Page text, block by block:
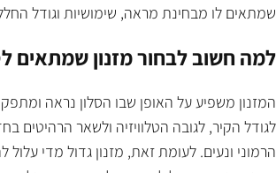
שמתאים לו מבחינת מראה, שימושיות וגודל
למה חשוב לבחור מזנון שמתאים
המזנון משפיע על האופן שבו הסלון נראה
לגודל הקיר, לגובה הטלוויזיה ולשאר הרהיטים
הרמוני ונעים. לעומת זאת, מזנון גדול מדי